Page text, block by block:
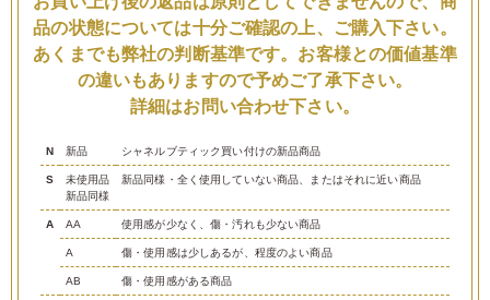
品の状態については十分ご確認の上、ご購入下さい。
あくまでも弊社の判断基準です。お客様との価値基準
の違いもありますので予めご了承下さい。
詳細はお問い合わせ下さい。
N 新品 シャネルブティック買い付けの新品商品
S
未使用品
新品同様
新品同様・全く使用していない商品、またはそれに近い商品
A AA 使用感が少なく、傷・汚れも少ない商品
A 傷・使用感は少しあるが、程度のよい商品
AB 傷・使用感がある商品